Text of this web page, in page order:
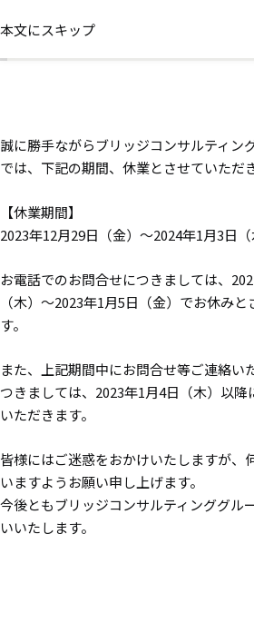
本文にスキップ
年末年始休業のお知
誠に勝手ながらブリッジコンサルティン
では、下記の期間、休業とさせていただ
【休業期間】
2023年12月29日（金）～2024年1月3日（
お電話でのお問合せにつきましては、
（木）～2023年1月5日（金）でお休み
す。
また、上記期間中にお問合せ等ご連絡い
つきましては、2023年1月4日（木）以降
いただきます。
皆様にはご迷惑をおかけいたしますが、
いますようお願い申し上げます。
今後ともブリッジコンサルティンググル
いいたします。